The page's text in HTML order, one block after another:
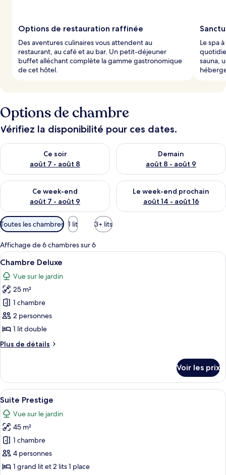
Options de restauration raffinée
Des aventures culinaires vous attendent au
restaurant, au café et au bar. Un petit-déjeuner
buffet alléchant complète la gamme gastronomique
de cet hôtel.
Le spa
sauna,
Options de chambre
Vérifiez la disponibilité pour ces dates.
Ce soir
août 7 - août 8
Vérifier la disponibilité pour ce soir août 7 - août 8
Demain
août 8 - août 9
Vérifier la disponibilité pour
Ce week-end
août 7 - août 9
Vérifier la disponibilité pour ce week-end août 7 - août 9
Le week-end prochain
août 14 - août 16
Vérifier la disponibilité pour
Filtres
disponibles
pour
les
chambres
Toutes les chambres 1 lit 3+ lits
Affichage de 6 chambres sur 6
Afficher
toutes
les
photos
pour
ce
type
chambre :
Une chambre d’hôtel moderne
9
Chambre Deluxe
Vue sur le jardin
25 m²
1 chambre
2 personnes
1 lit double
Plus de détails
Plus
le
type
de
Chambre
Deluxe
Voir les prix
Afficher
toutes
les
photos
pour
ce
type
1 chambre, draps italiens Frette,
8
Suite Prestige
Vue sur le jardin
45 m²
1 chambre
4 personnes
1 grand lit et 2 lits 1 place